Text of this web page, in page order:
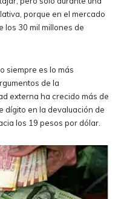
porque en el mercado
los 30 mil millones de
siempre es lo más
de la
externa ha crecido más de
dígito en la devaluación de
los 19 pesos por dólar.